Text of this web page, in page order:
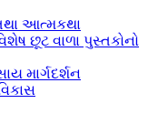
આત્મકથા
છૂટ વાળા પુસ્તકોનો
માર્ગદર્શન